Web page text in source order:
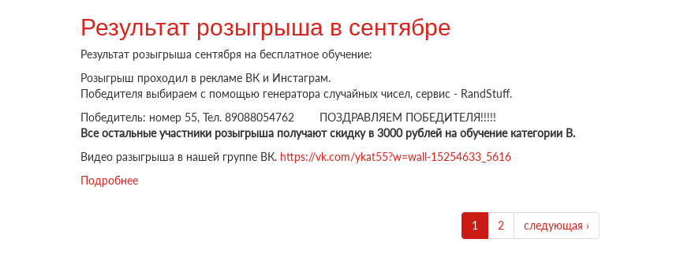
Результат розыгрыша в сентябре
Результат розыгрыша сентября на бесплатное обучение:
Розыгрыш проходил в рекламе ВК и Инстаграм.
Победителя выбираем с помощью генератора случайных чисел, сервис - RandStuff.
Победитель: номер 55, Тел. 89088054762 ПОЗДРАВЛЯЕМ ПОБЕДИТЕЛЯ!!!!!
Все остальные участники розыгрыша получают скидку в 3000 рублей на обучение категории B.
Видео разыгрыша в нашей группе ВК. https://vk.com/ykat55?w=wall-15254633_5616
Подробнее
1 2 следующая ›